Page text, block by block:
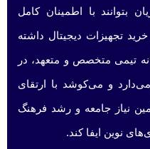
بتوانند با اطمینان کامل
تجهیزات دیجیتال داشته
تیمی متخصص و متعهد، در
و می‌کوشد با ارتقای
نیاز جامعه و رشد فرهنگ
نوین ایفا کند.